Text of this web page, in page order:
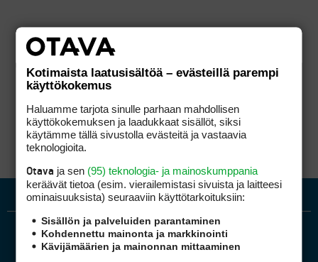
Kotimaista laatusisältöä – evästeillä parempi
käyttökokemus
Haluamme tarjota sinulle parhaan mahdollisen
käyttökokemuksen ja laadukkaat sisällöt, siksi
käytämme tällä sivustolla evästeitä ja vastaavia
teknologioita.
Otava ja sen (95) teknologia- ja mainoskumppania
keräävät tietoa (esim. vierailemis­tasi sivuista ja laitteesi
ominaisuuk­sista) seuraaviin käyttötarkoituksiin:
Sisällön ja palveluiden parantaminen
Kohdennettu mainonta ja markkinointi
Kävijämäärien ja mainonnan mittaaminen